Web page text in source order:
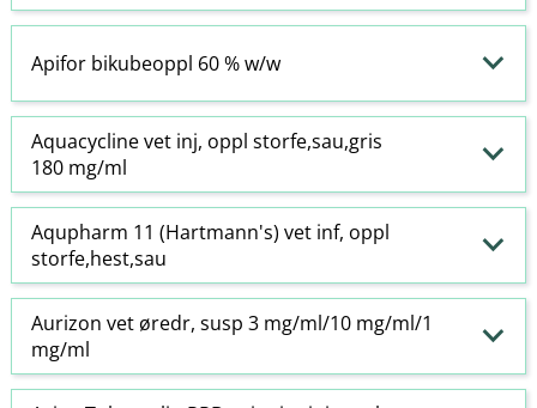
Apifor bikubeoppl 60 % w​/​w
Aquacycline vet inj, oppl storfe,sau,gris
180 mg/ml
Aqupharm 11 (Hartmann's) vet inf, oppl
storfe,hest,sau
Aurizon vet øredr, susp 3 mg/ml/10 mg/ml/1
mg/ml